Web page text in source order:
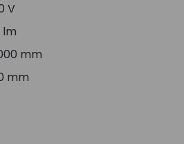
V
lm
mm
mm